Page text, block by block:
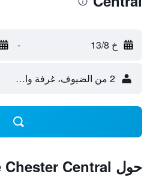
خ 13/8 -
2 من الضيوف، غرفة واحدة
حول Travelodge Chester Central